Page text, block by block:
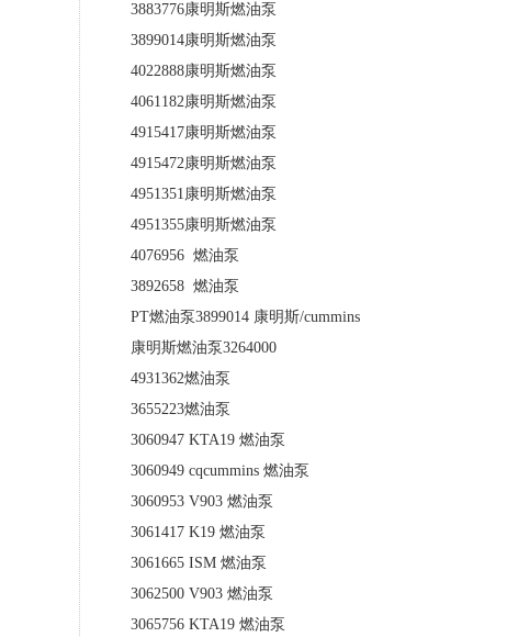
3883776康明斯燃油泵
3899014康明斯燃油泵
4022888康明斯燃油泵
4061182康明斯燃油泵
4915417康明斯燃油泵
4915472康明斯燃油泵
4951351康明斯燃油泵
4951355康明斯燃油泵
4076956 燃油泵
3892658 燃油泵
PT燃油泵3899014 康明斯/cummins
康明斯燃油泵3264000
4931362燃油泵
3655223燃油泵
3060947 KTA19 燃油泵
3060949 cqcummins 燃油泵
3060953 V903 燃油泵
3061417 K19 燃油泵
3061665 ISM 燃油泵
3062500 V903 燃油泵
3065756 KTA19 燃油泵